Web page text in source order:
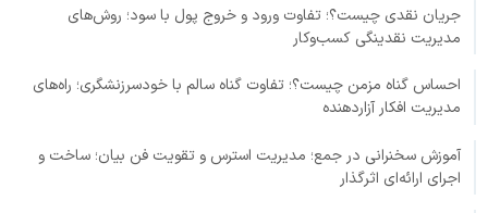
جریان نقدی چیست؟؛ تفاوت ورود و خروج پول با سود؛ روش‌های
مدیریت نقدینگی کسب‌وکار
احساس گناه مزمن چیست؟؛ تفاوت گناه سالم با خودسرزنشگری؛ راه‌های
مدیریت افکار آزاردهنده
آموزش سخنرانی در جمع؛ مدیریت استرس و تقویت فن بیان؛ ساخت و
اجرای ارائه‌ای اثرگذار